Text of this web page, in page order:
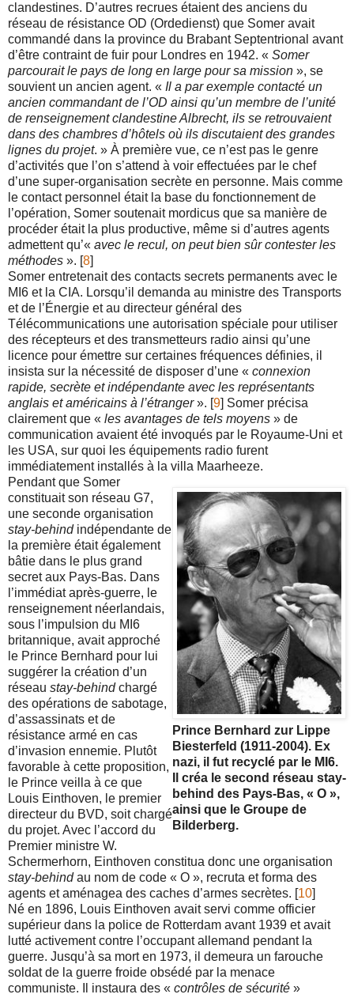
clandestines. D’autres recrues étaient des anciens du
réseau de résistance OD (Ordedienst) que Somer avait
commandé dans la province du Brabant Septentrional avant
d’être contraint de fuir pour Londres en 1942. « Somer
parcourait le pays de long en large pour sa mission », se
souvient un ancien agent. « Il a par exemple contacté un
ancien commandant de l’OD ainsi qu’un membre de l’unité
de renseignement clandestine Albrecht, ils se retrouvaient
dans des chambres d’hôtels où ils discutaient des grandes
lignes du projet. » À première vue, ce n’est pas le genre
d’activités que l’on s’attend à voir effectuées par le chef
d’une super-organisation secrète en personne. Mais comme
le contact personnel était la base du fonctionnement de
l’opération, Somer soutenait mordicus que sa manière de
procéder était la plus productive, même si d’autres agents
admettent qu’« avec le recul, on peut bien sûr contester les
méthodes ». [8]
Somer entretenait des contacts secrets permanents avec le
MI6 et la CIA. Lorsqu’il demanda au ministre des Transports
et de l’Énergie et au directeur général des
Télécommunications une autorisation spéciale pour utiliser
des récepteurs et des transmetteurs radio ainsi qu’une
licence pour émettre sur certaines fréquences définies, il
insista sur la nécessité de disposer d’une « connexion
rapide, secrète et indépendante avec les représentants
anglais et américains à l’étranger». [9] Somer précisa
clairement que « les avantages de tels moyens » de
communication avaient été invoqués par le Royaume-Uni et
les USA, sur quoi les équipements radio furent
immédiatement installés à la villa Maarheeze.
Prince Bernhard zur Lippe
Biesterfeld (1911-2004). Ex
nazi, il fut recyclé par le MI6.
Il créa le second réseau stay-
behind des Pays-Bas, « O »,
ainsi que le Groupe de
Bilderberg.
Pendant que Somer
constituait son réseau G7,
une seconde organisation
stay-behindindépendante de
la première était également
bâtie dans le plus grand
secret aux Pays-Bas. Dans
l’immédiat après-guerre, le
renseignement néerlandais,
sous l’impulsion du MI6
britannique, avait approché
le Prince Bernhard pour lui
suggérer la création d’un
réseau stay-behindchargé
des opérations de sabotage,
d’assassinats et de
résistance armé en cas
d’invasion ennemie. Plutôt
favorable à cette proposition,
le Prince veilla à ce que
Louis Einthoven, le premier
directeur du BVD, soit chargé
du projet. Avec l’accord du
Premier ministre W.
Schermerhorn, Einthoven constitua donc une organisation
stay-behindau nom de code « O », recruta et forma des
agents et aménagea des caches d’armes secrètes. [10]
Né en 1896, Louis Einthoven avait servi comme officier
supérieur dans la police de Rotterdam avant 1939 et avait
lutté activement contre l’occupant allemand pendant la
guerre. Jusqu’à sa mort en 1973, il demeura un farouche
soldat de la guerre froide obsédé par la menace
communiste. Il instaura des « contrôles de sécurité »